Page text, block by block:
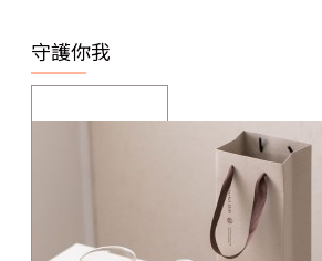
守護你我